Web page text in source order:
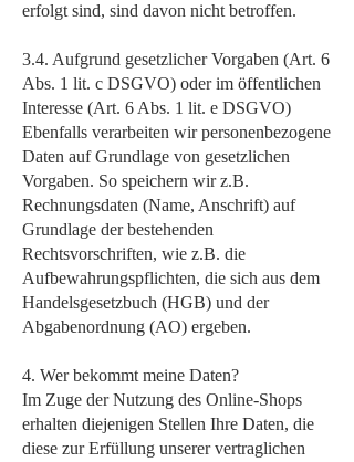
erfolgt sind, sind davon nicht betroffen.
3.4. Aufgrund gesetzlicher Vorgaben (Art. 6
Abs. 1 lit. c DSGVO) oder im öffentlichen
Interesse (Art. 6 Abs. 1 lit. e DSGVO)
Ebenfalls verarbeiten wir personenbezogene
Daten auf Grundlage von gesetzlichen
Vorgaben. So speichern wir z.B.
Rechnungsdaten (Name, Anschrift) auf
Grundlage der bestehenden
Rechtsvorschriften, wie z.B. die
Aufbewahrungspflichten, die sich aus dem
Handelsgesetzbuch (HGB) und der
Abgabenordnung (AO) ergeben.
4. Wer bekommt meine Daten?
Im Zuge der Nutzung des Online-Shops
erhalten diejenigen Stellen Ihre Daten, die
diese zur Erfüllung unserer vertraglichen